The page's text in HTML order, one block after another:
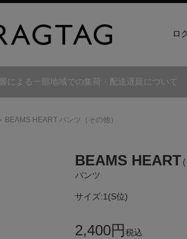
ロ
による一部地域での集荷・配送遅延について
BEAMS HEART パンツ（その他）
BEAMS HEART
パンツ
サイズ:1(S位)
2,400円 税込